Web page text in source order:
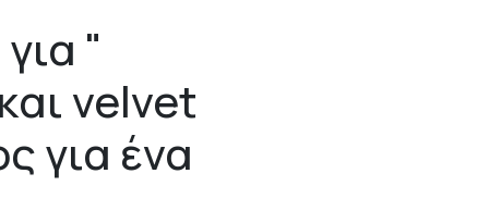
"
velvet
για ένα